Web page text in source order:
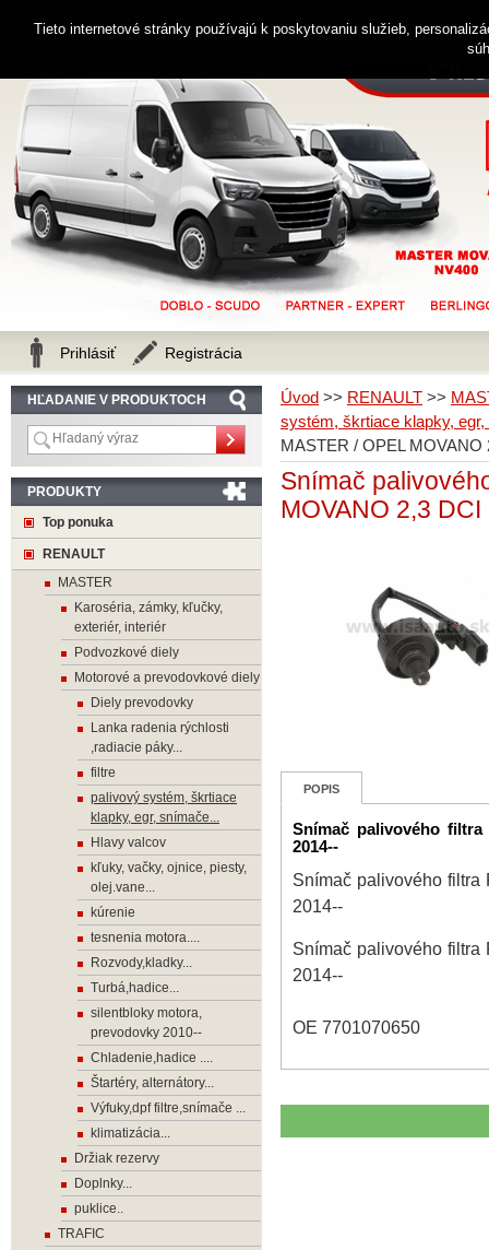
Úvod >> RENAULT >>
systém, škrtiace klapky,
MASTER / OPEL MOVANO
Snímač
MOVANO 2,3
POPIS
Snímač palivového filtra
2014--
Snímač palivového filtra
2014--
Snímač palivového filtra
2014--
OE 7701070650
HĽADANIE V PRODUKTOCH
PRODUKTY
Top ponuka
RENAULT
MASTER
Karoséria, zámky, kľučky,
exteriér, interiér
Podvozkové diely
Motorové a prevodovkové diely
Diely prevodovky
Lanka radenia rýchlosti
,radiacie páky...
filtre
palivový systém, škrtiace
klapky, egr, snímače...
Hlavy valcov
kľuky, vačky, ojnice, piesty,
olej.vane...
kúrenie
tesnenia motora....
Rozvody,kladky...
Turbá,hadice...
silentbloky motora,
prevodovky 2010--
Chladenie,hadice ....
Štartéry, alternátory...
Výfuky,dpf filtre,snímače ...
klimatizácia...
Držiak rezervy
Doplnky...
puklice..
TRAFIC
Zákaznícka linka 0914 238 482
Prihlásiť Registrácia
Tieto internetové stránky používajú k poskytovaniu služieb,